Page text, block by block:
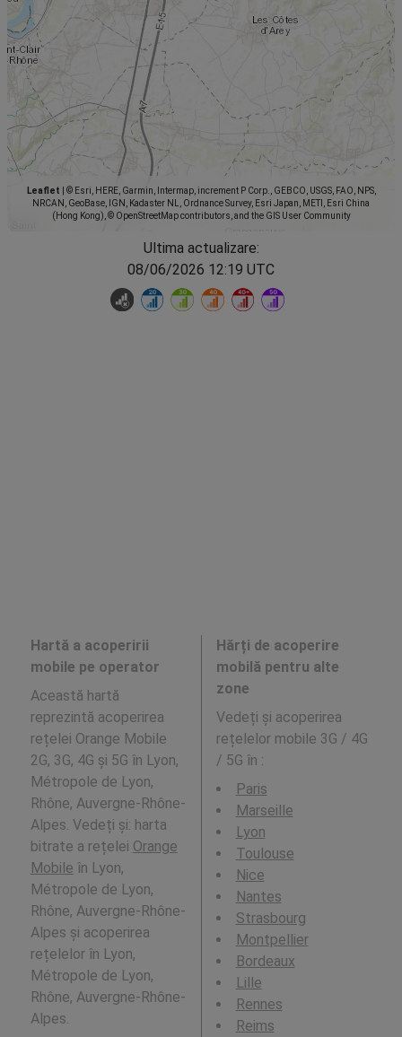
Leaflet
© Esri, HERE, Garmin, Intermap, increment P Corp., GEBCO, USGS, FAO, NPS,
NRCAN, GeoBase, IGN, Kadaster NL, Ordnance Survey, Esri Japan, METI, Esri China
(Hong Kong), © OpenStreetMap contributors, and the GIS User Community
Ultima actualizare:
08/06/2026 12:19 UTC
Hartă a acoperirii
mobile pe operator
Această hartă
reprezintă acoperirea
rețelei Orange Mobile
2G, 3G, 4G și 5G în Lyon,
Métropole de Lyon,
Rhône, Auvergne-Rhône-
Alpes. Vedeți și: harta
bitrate a rețelei Orange
Mobile în Lyon,
Métropole de Lyon,
Rhône, Auvergne-Rhône-
Alpes și acoperirea
rețelelor în Lyon,
Métropole de Lyon,
Rhône, Auvergne-Rhône-
Alpes.
Hărți de acoperire
mobilă pentru alte
zone
Vedeți și acoperirea
rețelelor mobile 3G / 4G
/ 5G în :
Paris
Marseille
Lyon
Toulouse
Nice
Nantes
Strasbourg
Montpellier
Bordeaux
Lille
Rennes
Reims